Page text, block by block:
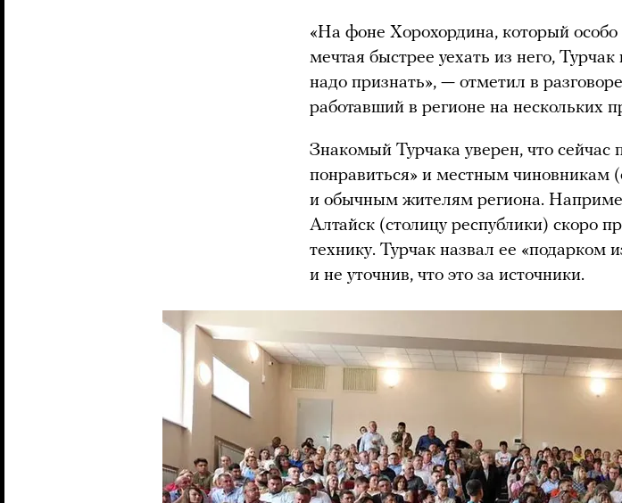
«На фоне Хорохордина, который особо
мечтая быстрее уехать из него,
надо признать», — отметил в
работавший в регионе на нескольких
Знакомый Турчака уверен, что сейчас
понравиться» и местным чиновникам
и обычным жителям региона.
Алтайск (столицу республики) скоро
технику. Турчак назвал ее «подарком
и не уточнив, что это за источники.